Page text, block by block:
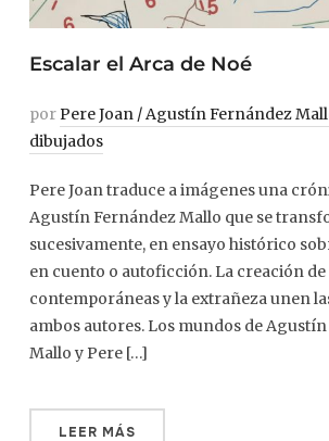
Escalar el Arca de Noé
porPere Joan / Agustín Fernández
dibujados
Pere Joan traduce a imágenes una
Agustín Fernández Mallo que se
sucesivamente, en ensayo histórico
en cuento o autoficción. La creación
contemporáneas y la extrañeza unen
ambos autores. Los mundos de
Mallo y Pere […]
LEER MÁS